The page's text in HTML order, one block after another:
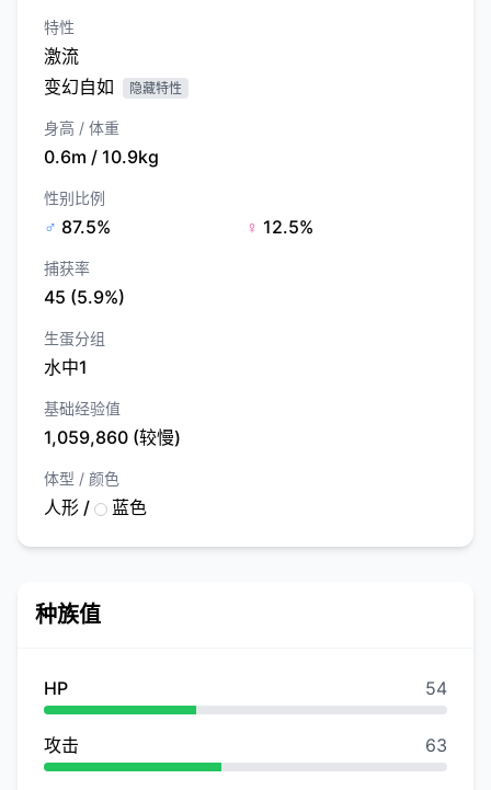
特性
激流
变幻自如
隐藏特性
身高 / 体重
0.6m / 10.9kg
性别比例
♂ 87.5% ♀ 12.5%
捕获率
45 (5.9%)
生蛋分组
水中1
基础经验值
1,059,860 (较慢)
体型 / 颜色
人形 / 蓝色
种族值
HP 54
攻击 63